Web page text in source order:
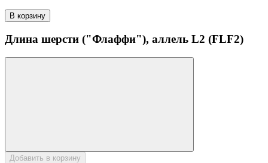
В корзину
Длина шерсти ("Флаффи"), аллель L2 (FLF2)
Добавить в корзину